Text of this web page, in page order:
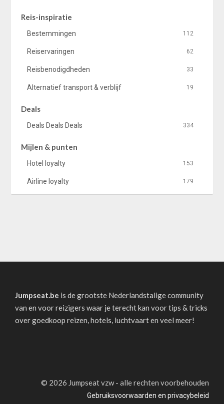
Reis-inspiratie
112
Bestemmingen
62
Reiservaringen
33
Reisbenodigdheden
19
Alternatief transport & verblijf
Deals
334
Deals Deals Deals
Mijlen & punten
153
Hotel loyalty
179
Airline loyalty
Jumpseat.be is de grootste Nederlandstalige community
van en voor reizigers waar je terecht kan voor tips & tricks
over goedkoop reizen, hotels, luchtvaart en veel meer!
© 2026 Jumpseat vzw - alle rechten voorbehouden
Gebruiksvoorwaarden en privacybeleid